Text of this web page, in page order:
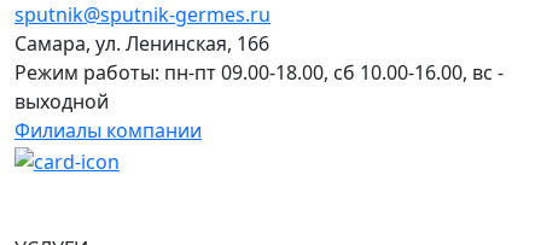
sputnik@sputnik-germes.ru
Самара, ул. Ленинская, 166
Режим работы: пн-пт 09.00-18.00, сб 10.00-16.00, вс -
выходной
Филиалы компании